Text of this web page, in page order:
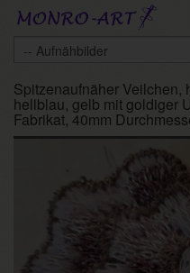
Skip
Spitzenaufnäher Veilchen,
hellblau, gelb mit goldiger
Fabrikat, 40mm